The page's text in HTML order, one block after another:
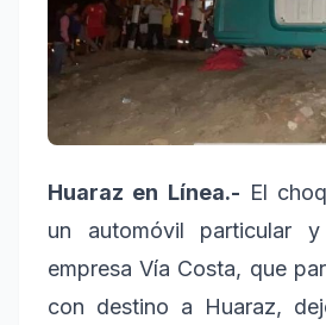
Huaraz en Línea.- El
un automóvil particular
empresa Vía Costa, que
con destino a Huaraz,